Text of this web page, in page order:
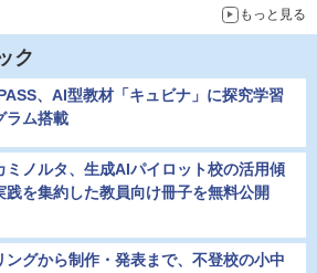
もっと見る
ク
、AI型教材「キュビナ」に探究学習
ラム搭載
ミノルタ、生成AIパイロット校の活用傾
践を集約した教員向け冊子を無料公開
ングから制作・発表まで、不登校の小中